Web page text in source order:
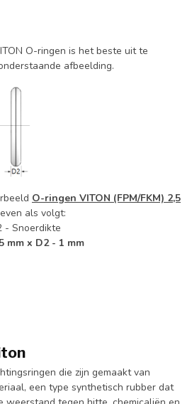
O-ringen is het beste uit te
afbeelding.
O-ringen VITON (FPM/FKM) 2,5
als volgt:
x D2 - Snoerdikte
mm x D2 - 1 mm
die zijn gemaakt van
een type synthetisch rubber dat